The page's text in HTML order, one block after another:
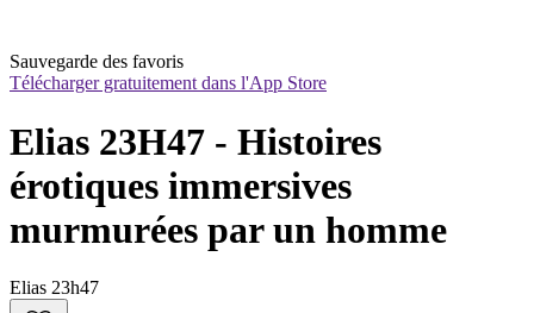
Sauvegarde des favoris
Télécharger gratuitement dans l'App Store
Elias 23H47 - Histoires
érotiques immersives
murmurées par un homme
Elias 23h47